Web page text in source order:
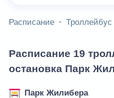
Расписание Троллейбус
Расписание 19
остановка Парк
Парк Жилибера